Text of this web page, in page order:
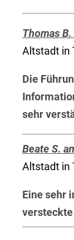
Thomas
Altstadt in
Die
sehr
Beate S.
Altstadt in
Eine sehr
versteckte